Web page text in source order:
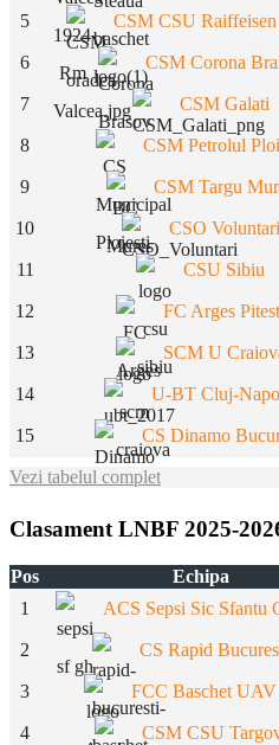
5 CSM CSU Raiffeisen
6 CSM Corona
7 CSM Galati
8 CSM Petrolul
9 CSM Targu
10 CSO Voluntari
11 CSU Sibiu
12 FC Arges
13 SCM U
14 U-BT Cluj-
15 CS Dinamo
Vezi tabelul complet
Clasament LNBF 2025-
Pos Echipa
1
ACS Sepsi Sic Sfantu
2 CS Rapid
3 FCC Baschet
4 CSM CSU